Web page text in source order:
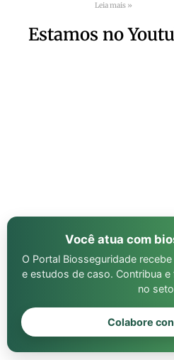
Leia mais »
Estamos no
Você atua com
O Portal Biosseguridade
e estudos de caso. Contribua
no
Colabore